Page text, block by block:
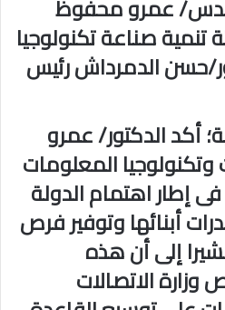
عمرو محفوظ
تنمية صناعة تكنولوجيا
حسن الدمرداش رئيس
أكد الدكتور/ عمرو
وتكنولوجيا المعلومات
إطار اهتمام الدولة
أبنائها وتوفير فرص
إلى أن هذه
الاتصالات